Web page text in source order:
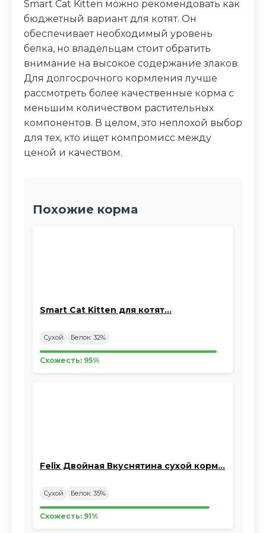
Smart Cat Kitten можно рекомендовать как
бюджетный вариант для котят. Он
обеспечивает необходимый уровень
белка, но владельцам стоит обратить
внимание на высокое содержание злаков.
Для долгосрочного кормления лучше
рассмотреть более качественные корма с
меньшим количеством растительных
компонентов. В целом, это неплохой выбор
для тех, кто ищет компромисс между
ценой и качеством.
Похожие корма
Smart Cat Kitten для котят…
Сухой Белок: 32%
Схожесть: 95%
Felix Двойная Вкуснятина сухой корм…
Сухой Белок: 35%
Схожесть: 91%